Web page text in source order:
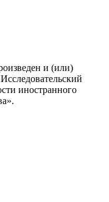
и (или)
иностранного